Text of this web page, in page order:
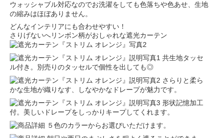
ウォッシャブル対応なのでお洗濯をしても色落ちや色あせ、生地
の縮みはほぼありません。
どんなインテリアにも合わせやすい！
さりげないへリンボン柄がおしゃれな遮光カーテン
共生地タッセ
ル付き。別売りのタッセルで個性を出しても◎
さらりと柔ら
かな生地が織りなす、しなやかなドレープが魅力です。
形状記憶加工
付。美しいドレープをしっかりキープしてくれます。
５色のカラーからお選びいただけます。